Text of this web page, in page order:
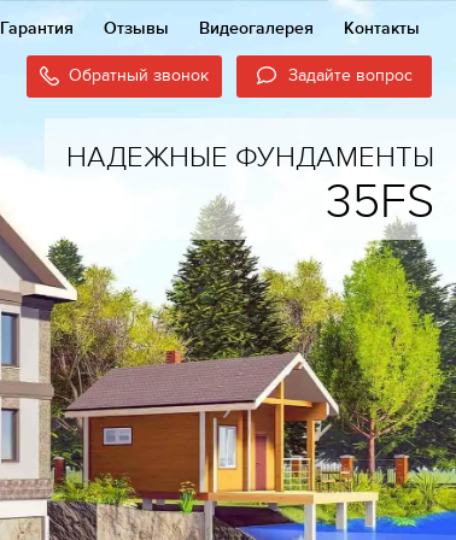
Гарантия Отзывы Видеогалерея Контакты
Обратный звонок Задайте вопрос
НАДЕЖНЫЕ ФУНДАМЕНТЫ
35FS